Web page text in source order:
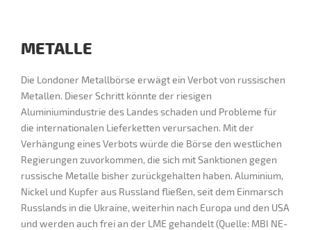
METALLE
Die Londoner Metallbörse erwägt ein Verbot von russischen
Metallen. Dieser Schritt könnte der riesigen
Aluminiumindustrie des Landes schaden und Probleme für
die internationalen Lieferketten verursachen. Mit der
Verhängung eines Verbots würde die Börse den westlichen
Regierungen zuvorkommen, die sich mit Sanktionen gegen
russische Metalle bisher zurückgehalten haben. Aluminium,
Nickel und Kupfer aus Russland fließen, seit dem Einmarsch
Russlands in die Ukraine, weiterhin nach Europa und den USA
und werden auch frei an der LME gehandelt (Quelle: MBI NE-